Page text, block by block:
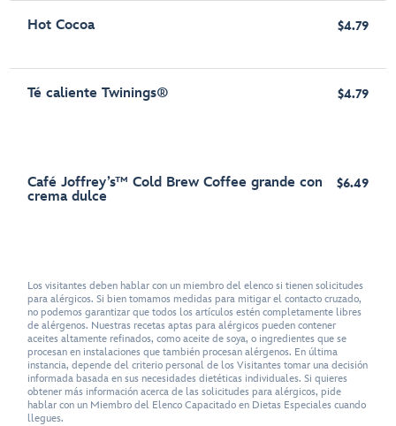
Hot Cocoa $4.79
Té caliente Twinings® $4.79
Café Joffrey’s™ Cold Brew Coffee grande con
crema dulce
$6.49
Los visitantes deben hablar con un miembro del elenco si tienen solicitudes
para alérgicos. Si bien tomamos medidas para mitigar el contacto cruzado,
no podemos garantizar que todos los artículos estén completamente libres
de alérgenos. Nuestras recetas aptas para alérgicos pueden contener
aceites altamente refinados, como aceite de soya, o ingredientes que se
procesan en instalaciones que también procesan alérgenos. En última
instancia, depende del criterio personal de los Visitantes tomar una decisión
informada basada en sus necesidades dietéticas individuales. Si quieres
obtener más información acerca de las solicitudes para alérgicos, pide
hablar con un Miembro del Elenco Capacitado en Dietas Especiales cuando
llegues.